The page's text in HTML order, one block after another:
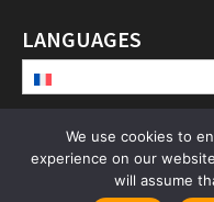
LANGUAGES
We use cookies to
experience on our
will assume